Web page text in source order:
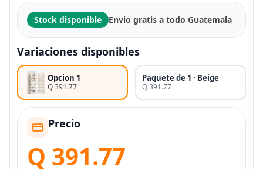
Stock disponible Envio gratis a todo Guatemala
Variaciones disponibles
Opcion 1
Q 391.77
Paquete de 1 · Beige
Q 391.77
Precio
Q 391.77